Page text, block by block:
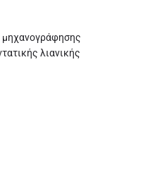
μηχανογράφησης
λιανικής